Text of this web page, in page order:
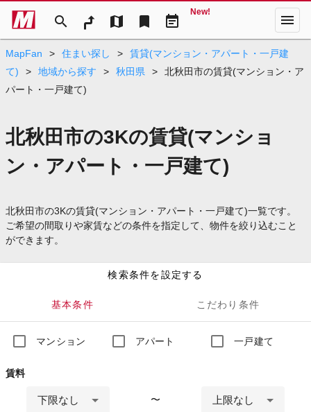
search map bookmark event_note
New! menu
MapFan > 住まい探し >
賃貸(マンション・アパート・一戸建
て)
> 地域から探す > 秋田県 >
北秋田市の賃貸(マンション・ア
パート・一戸建て)
北秋田市の3Kの賃貸(マンショ
ン・アパート・一戸建て)
北秋田市の3Kの賃貸(マンション・アパート・一戸建て)一覧です。
ご希望の間取りや家賃などの条件を指定して、物件を絞り込むこと
ができます。
検索条件を設定する
基本条件 こだわり条件
マンション アパート 一戸建て
賃料
下限なし 〜 上限なし